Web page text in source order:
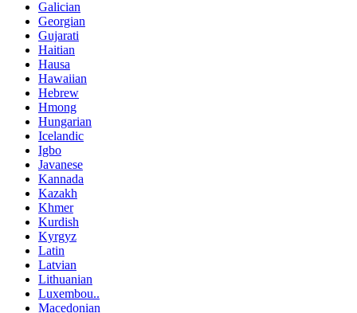
Galician
Georgian
Gujarati
Haitian
Hausa
Hawaiian
Hebrew
Hmong
Hungarian
Icelandic
Igbo
Javanese
Kannada
Kazakh
Khmer
Kurdish
Kyrgyz
Latin
Latvian
Lithuanian
Luxembou..
Macedonian